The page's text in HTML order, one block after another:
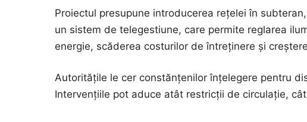
Proiectul presupune introducerea rețelei în
un sistem de telegestiune, care permite reglarea
energie, scăderea costurilor de întreținere și
Autoritățile le cer constănțenilor înțelegere pentru
Intervențiile pot aduce atât restricții de circulație,